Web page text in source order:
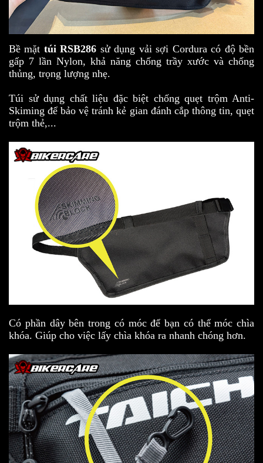
Bề mặt túi RSB286 sử dụng vải sợi Cordura có độ bền
gấp 7 lần Nylon, khả năng chống trầy xước và chống
thủng, trọng lượng nhẹ.
Túi sử dụng chất liệu đặc biệt chống quẹt trộm Anti-
Skiming để bảo vệ tránh kẻ gian đánh cắp thông tin, quẹt
trộm thẻ,...
Có phần dây bên trong có móc để bạn có thể móc chìa
khóa. Giúp cho việc lấy chìa khóa ra nhanh chóng hơn.